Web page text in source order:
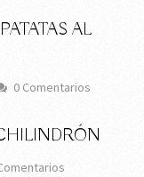
AL
0 Comentarios